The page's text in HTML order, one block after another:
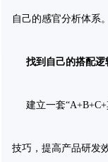
自己的感官分析体系。
找到自己的搭配逻
建立一套
技巧，提高产品研发